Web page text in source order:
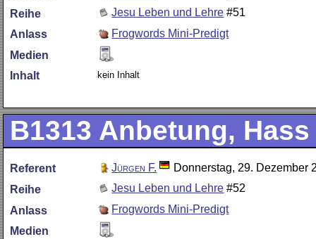
Reihe
Jesu Leben und Lehre #51
Anlass
Frogwords Mini-Predigt
Medien
Inhalt
kein Inhalt
B1313 Anbetung,
Referent Jürgen F.
Donnerstag, 29. Dezember
Reihe
Jesu Leben und Lehre #52
Anlass
Frogwords Mini-Predigt
Medien